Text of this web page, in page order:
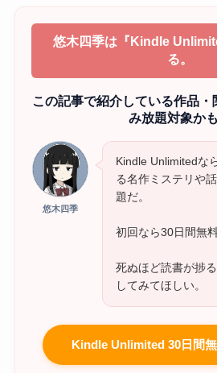
悠木四季は『Kindle
る。
この記事で紹介している作品
み放題対象か
悠木四季
Kindle Unlimitedな
る名作ミステリや
題だ。
初回なら30日間無
死ぬほど読書が捗
してみてほしい。
Kindle Unlimited 30日間